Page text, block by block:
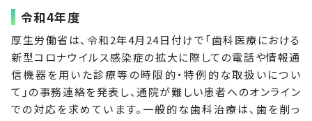
令和4年度
厚生労働省は、令和2年4月24日付けで「歯科医療における
新型コロナウイルス感染症の拡大に際しての電話や情報通
信機器を用いた診療等の時限的・特例的な取扱いについ
て」の事務連絡を発表し、通院が難しい患者へのオンライン
での対応を求めています。一般的な歯科治療は、歯を削っ